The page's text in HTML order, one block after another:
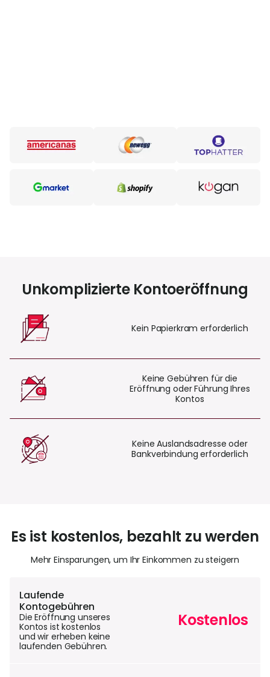
Unkomplizierte Kontoeröffnung
Kein Papierkram erforderlich
Keine Gebühren für die
Eröffnung oder Führung Ihres
Kontos
Keine Auslandsadresse oder
Bankverbindung erforderlich
Es ist kostenlos, bezahlt zu werden
Mehr Einsparungen, um Ihr Einkommen zu steigern
Laufende
Kontogebühren
Die Eröffnung unseres
Kontos ist kostenlos
und wir erheben keine
laufenden Gebühren.
Kostenlos